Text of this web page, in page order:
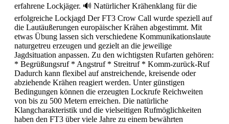
erfahrene Lockjäger. 🔊 Natürlicher Krähenklang für die
erfolgreiche Lockjagd Der FT3 Crow Call wurde speziell auf
die Lautäußerungen europäischer Krähen abgestimmt. Mit
etwas Übung lassen sich verschiedene Kommunikationslaute
naturgetreu erzeugen und gezielt an die jeweilige
Jagdsituation anpassen. Zu den wichtigsten Rufarten gehören:
* Begrüßungsruf * Angstruf * Streitruf * Komm-zurück-Ruf
Dadurch kann flexibel auf anstreichende, kreisende oder
abziehende Krähen reagiert werden. Unter günstigen
Bedingungen können die erzeugten Lockrufe Reichweiten
von bis zu 500 Metern erreichen. Die natürliche
Klangcharakteristik und die vielseitigen Rufmöglichkeiten
haben den FT3 über viele Jahre zu einem bewährten